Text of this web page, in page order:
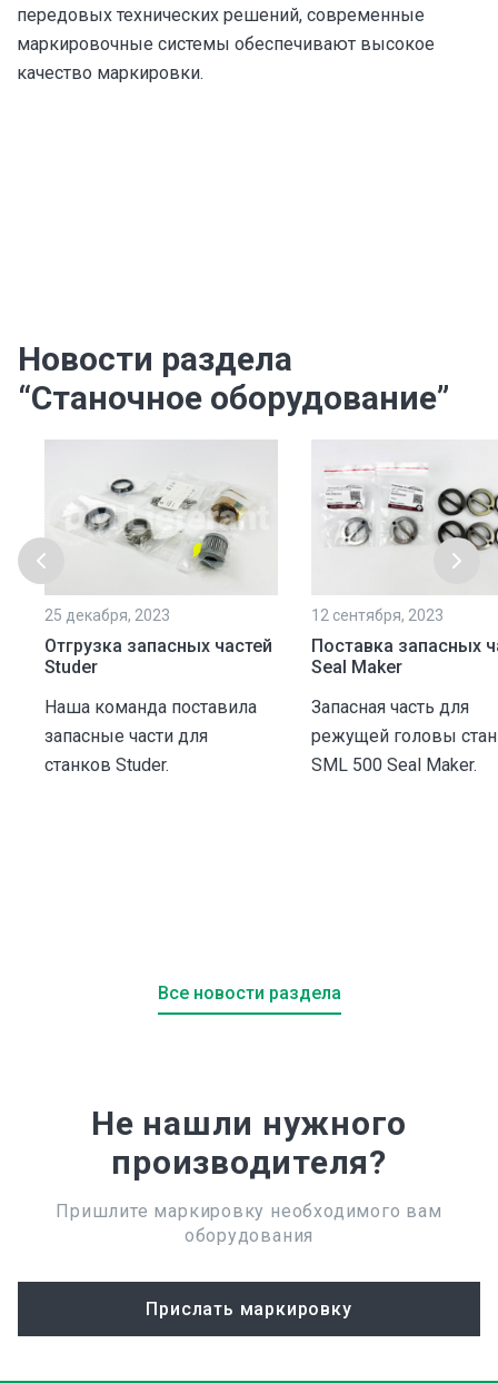
передовых технических решений, современные
маркировочные системы обеспечивают высокое
качество маркировки.
Новости раздела
“Станочное оборудование”
25 декабря, 2023
Отгрузка запасных частей
Studer
Наша команда поставила
запасные части для
станков Studer.
12 сентября, 2023
Поставка запасных
Seal Maker
Запасная часть для
режущей головы
SML 500 Seal Maker.
Все новости раздела
Не нашли нужного
производителя?
Пришлите маркировку необходимого вам
оборудования
Прислать маркировку